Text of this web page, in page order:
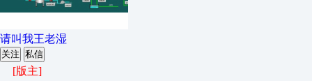
请叫我王老湿
关注 私信
[版主]